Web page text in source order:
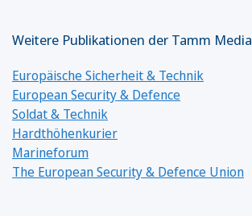
Weitere Publikationen der Tamm Media
Europäische Sicherheit & Technik
European Security & Defence
Soldat & Technik
Hardthöhenkurier
Marineforum
The European Security & Defence Union